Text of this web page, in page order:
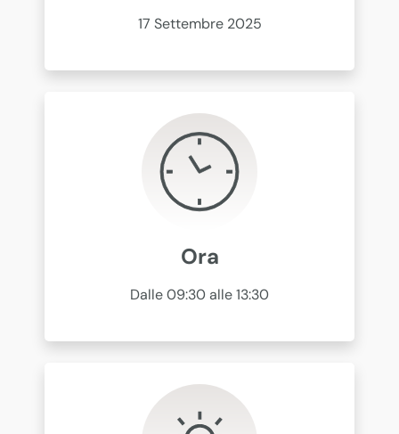
17 Settembre 2025
Ora
Dalle 09:30 alle 13:30